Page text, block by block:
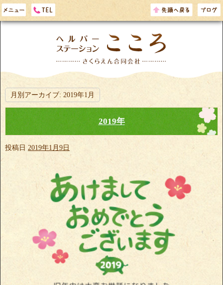
月別アーカイブ: 2019年1月
2019年
投稿日 2019年1月9日